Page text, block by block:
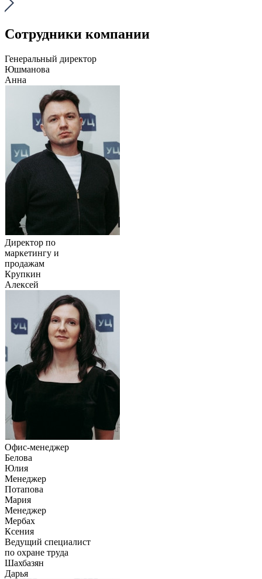
Сотрудники компании
Генеральный директор
Юшманова
Анна
Директор по
маркетингу и
продажам
Крупкин
Алексей
Офис-менеджер
Белова
Юлия
Менеджер
Потапова
Мария
Менеджер
Мербах
Ксения
Ведущий специалист
по охране труда
Шахбазян
Дарья